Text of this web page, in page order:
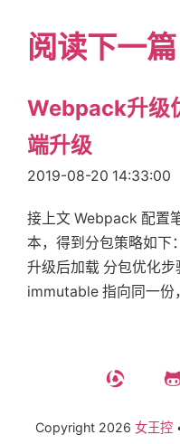
阅读下一篇
Webpack升
端升级
2019-08-20 14:33:00
接上文 Webpack 配置
本，得到分包策略如下
升级后加载 分包优化
immutable 指向同一
Copyright 2026 女王控